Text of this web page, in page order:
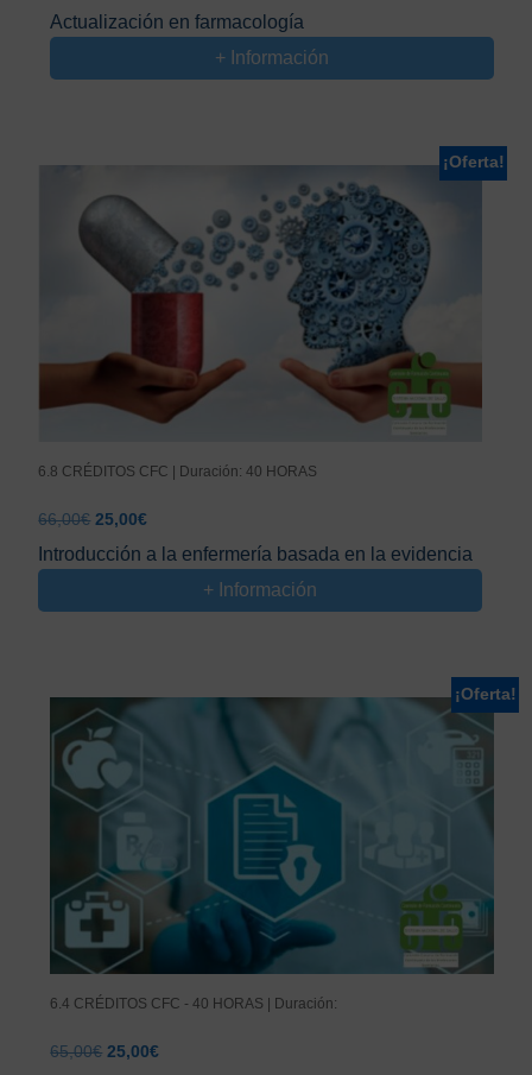
precio
original
66,00€.
precio
actual
25,00€.
Actualización en farmacología
+ Información
¡Oferta!
6.8 CRÉDITOS CFC | Duración: 40 HORAS
66,00€ El
precio
original
66,00€.
25,00€El
precio
actual
25,00€.
Introducción a la enfermería basada en la evidencia
+ Información
¡Oferta!
6.4 CRÉDITOS CFC - 40 HORAS | Duración:
65,00€ El
25,00€El